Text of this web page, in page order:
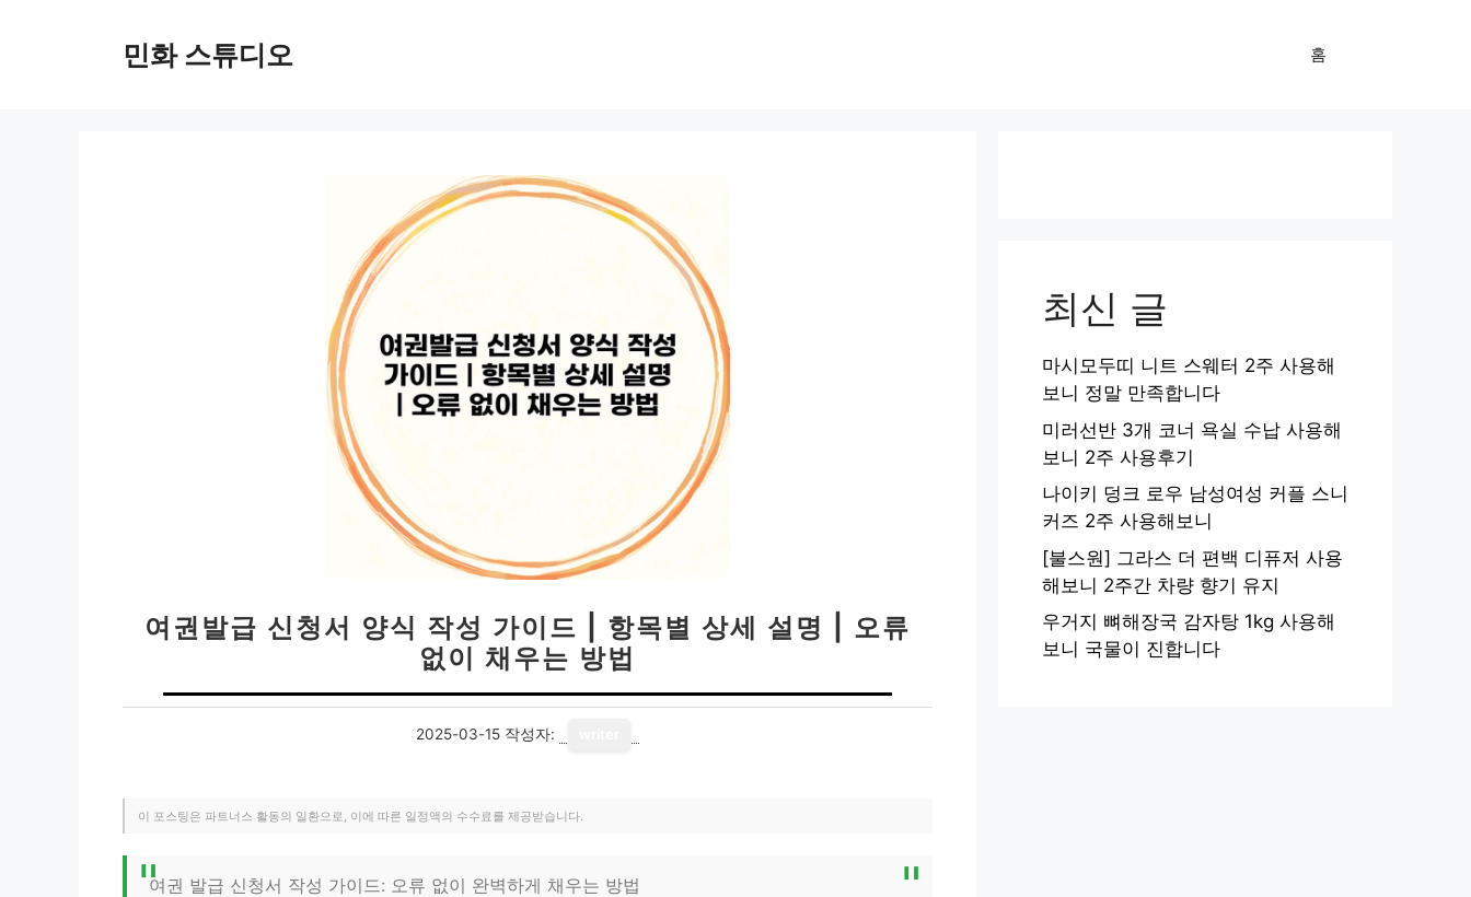
민화 스튜디오 홈
여권발급 신청서 양식 작성 가이드 | 항목별 상세 설명 | 오류
없이 채우는 방법
2025-03-15 작성자:
이 포스팅은 파트너스 활동의 일환으로, 이에 따른 일정액의 수수료를 제공받습니다.
여권 발급 신청서 작성 가이드: 오류 없이 완벽하게 채우는 방법
최신 글
마시모두띠 니트 스웨터 2주 사용해
보니 정말 만족합니다
미러선반 3개 코너 욕실 수납 사용해
보니 2주 사용후기
나이키 덩크 로우 남성여성 커플 스니
커즈 2주 사용해보니
[불스원] 그라스 더 편백 디퓨저 사용
해보니 2주간 차량 향기 유지
우거지 뼈해장국 감자탕 1kg 사용해
보니 국물이 진합니다